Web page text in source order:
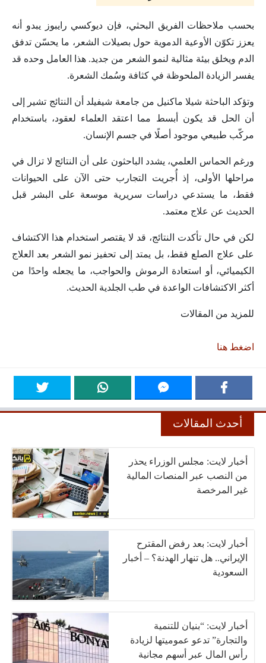
بحسب ملاحظات الفريق البحثي، فإن ديوكسي رايبوز يبدو أنه
يعزز تكوّن الأوعية الدموية حول بصيلات الشعر، ما يحسّن تدفق
الدم ويخلق بيئة مثالية لنمو الشعر من جديد. هذا العامل وحده قد
يفسر الزيادة الملحوظة في كثافة وسُمك الشعرة.
وتؤكد الباحثة شيلا ماكنيل من جامعة شيفيلد أن النتائج تشير إلى
أن الحل قد يكون أبسط مما اعتقد العلماء لعقود، باستخدام
مركّب طبيعي موجود أصلًا في جسم الإنسان.
ورغم الحماس العلمي، يشدد الباحثون على أن النتائج لا تزال في
مراحلها الأولى، إذ أُجريت التجارب حتى الآن على الحيوانات
فقط، ما يستدعي دراسات سريرية موسعة على البشر قبل
الحديث عن علاج معتمد.
لكن في حال تأكدت النتائج، قد لا يقتصر استخدام هذا الاكتشاف
على علاج الصلع فقط، بل يمتد إلى تحفيز نمو الشعر بعد العلاج
الكيميائي، أو استعادة الرموش والحواجب، ما يجعله واحدًا من
أكثر الاكتشافات الواعدة في طب الجلدية الحديث.
للمزيد من المقالات
اضغط هنا
أحدث المقالات
أخبار لايت: مجلس الوزراء يحذر
من النصب عبر المنصات المالية
غير المرخصة
أخبار لايت: بعد رفض المقترح
الإيراني.. هل تنهار الهدنة؟ – أخبار
السعودية
أخبار لايت: “بنيان للتنمية
والتجارة” تدعو عموميتها لزيادة
رأس المال عبر أسهم مجانية